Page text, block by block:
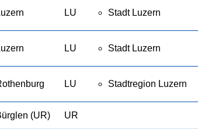
LU Stadt Luzern
LU Stadt Luzern
LU Stadtregion Luzern
(UR) UR